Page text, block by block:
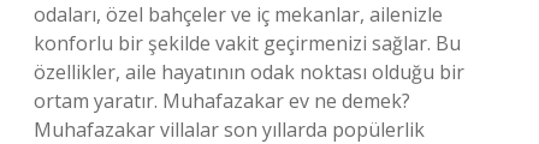
odaları, özel bahçeler ve iç mekanlar, ailenizle
konforlu bir şekilde vakit geçirmenizi sağlar. Bu
özellikler, aile hayatının odak noktası olduğu bir
ortam yaratır. Muhafazakar ev ne demek?
Muhafazakar villalar son yıllarda popülerlik